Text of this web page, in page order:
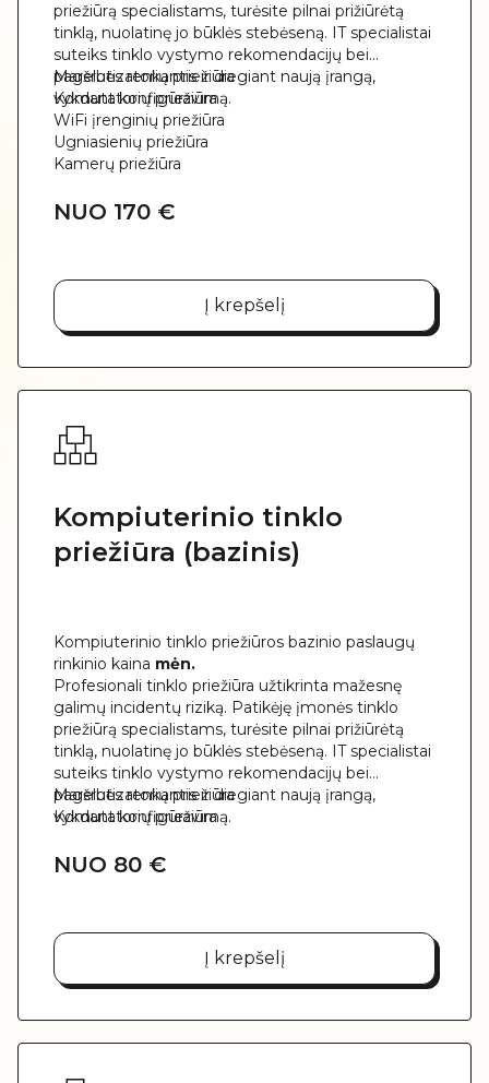
priežiūrą specialistams, turėsite pilnai prižiūrėtą
tinklą, nuolatinę jo būklės stebėseną. IT specialistai
suteiks tinklo vystymo rekomendacijų bei
pagelbės renkantis ir diegiant naują įrangą,
vykdant konfigūravimą.
Maršrutizatorių priežiūra
Komutatorių priežiūra
WiFi įrenginių priežiūra
Ugniasienių priežiūra
Kamerų priežiūra
NUO 170 €
Į krepšelį
Kompiuterinio tinklo
priežiūra (bazinis)
Kompiuterinio tinklo priežiūros bazinio paslaugų
rinkinio kaina mėn.
Profesionali tinklo priežiūra užtikrinta mažesnę
galimų incidentų riziką. Patikėję įmonės tinklo
priežiūrą specialistams, turėsite pilnai prižiūrėtą
tinklą, nuolatinę jo būklės stebėseną. IT specialistai
suteiks tinklo vystymo rekomendacijų bei
pagelbės renkantis ir diegiant naują įrangą,
vykdant konfigūravimą.
Maršrutizatorių priežiūra
Komutatorių priežiūra
NUO 80 €
Į krepšelį